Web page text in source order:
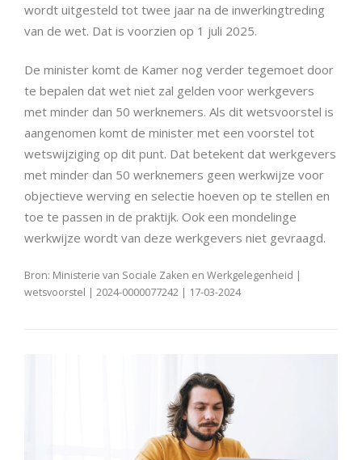
wordt uitgesteld tot twee jaar na de inwerkingtreding
van de wet. Dat is voorzien op 1 juli 2025.
De minister komt de Kamer nog verder tegemoet door
te bepalen dat wet niet zal gelden voor werkgevers
met minder dan 50 werknemers. Als dit wetsvoorstel is
aangenomen komt de minister met een voorstel tot
wetswijziging op dit punt. Dat betekent dat werkgevers
met minder dan 50 werknemers geen werkwijze voor
objectieve werving en selectie hoeven op te stellen en
toe te passen in de praktijk. Ook een mondelinge
werkwijze wordt van deze werkgevers niet gevraagd.
Bron: Ministerie van Sociale Zaken en Werkgelegenheid |
wetsvoorstel | 2024-0000077242 | 17-03-2024